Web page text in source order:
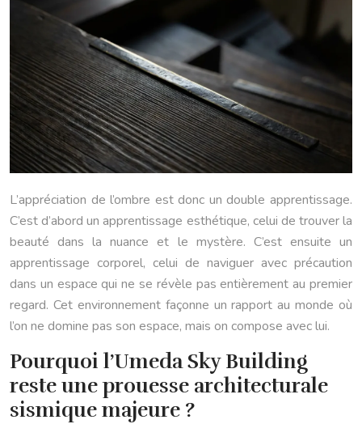
L’appréciation de l’ombre est donc un double apprentissage.
C’est d’abord un apprentissage esthétique, celui de trouver la
beauté dans la nuance et le mystère. C’est ensuite un
apprentissage corporel, celui de naviguer avec précaution
dans un espace qui ne se révèle pas entièrement au premier
regard. Cet environnement façonne un rapport au monde où
l’on ne domine pas son espace, mais on compose avec lui.
Pourquoi l’Umeda Sky Building
reste une prouesse architecturale
sismique majeure ?